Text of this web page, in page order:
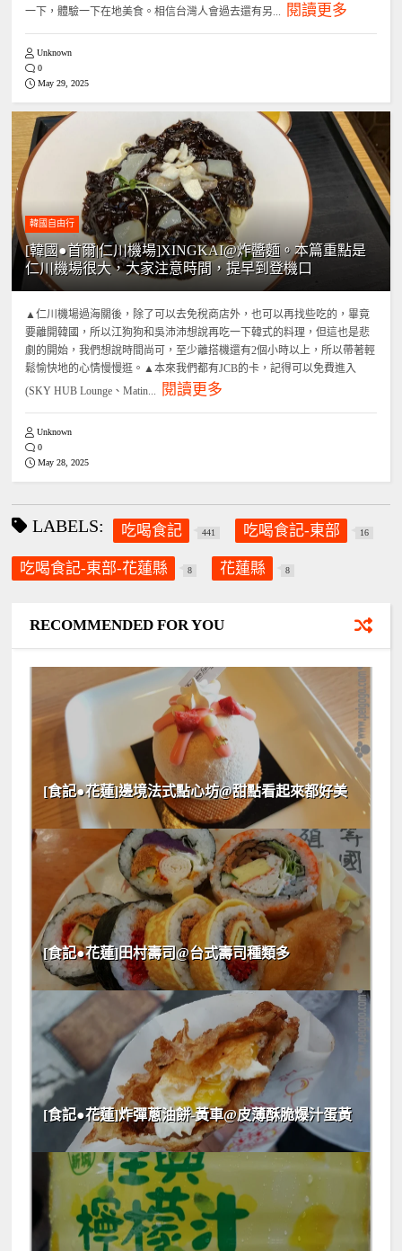
一下，體驗一下在地美食。相信台灣人會過去還有另...
閱讀更多
Unknown
0
May 29, 2025
韓國自由行
[韓國●首爾|仁川機場]XINGKAI@炸醬麵。本篇重點是
仁川機場很大，大家注意時間，提早到登機口
▲仁川機場過海關後，除了可以去免稅商店外，也可以再找些吃的，畢竟
要離開韓國，所以江狗狗和吳沛沛想說再吃一下韓式的料理，但這也是悲
劇的開始，我們想說時間尚可，至少離搭機還有2個小時以上，所以帶著輕
鬆愉快地的心情慢慢逛。▲本來我們都有JCB的卡，記得可以免費進入
(SKY HUB Lounge、Matin...
閱讀更多
Unknown
0
May 28, 2025
LABELS: 吃喝食記 441 吃喝食記-東部 16
吃喝食記-東部-花蓮縣 8 花蓮縣 8
RECOMMENDED FOR YOU
[食記●花蓮]邊境法式點心坊@甜點看起來都好美
[食記●花蓮]田村壽司@台式壽司種類多
[食記●花蓮]炸彈蔥油餅-黃車@皮薄酥脆爆汁蛋黃